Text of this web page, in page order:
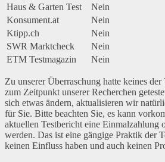
Haus & Garten Test
Nein
Konsument.at
Nein
Ktipp.ch
Nein
SWR Marktcheck
Nein
ETM Testmagazin
Nein
Zu unserer Überraschung hatte keines
zum Zeitpunkt unserer Recherchen
sich etwas ändern, aktualisieren wir
für Sie. Bitte beachten Sie, es kann
aktuellen Testbericht eine Einmalzahlung
werden. Das ist eine gängige Praktik der
keinen Einfluss haben und auch keinen